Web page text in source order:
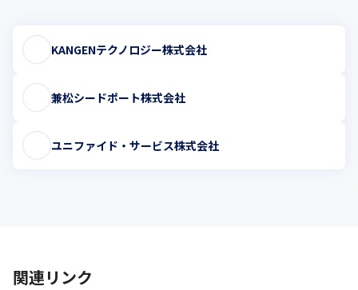
KANGENテクノロジー株式会社
兼松シードポート株式会社
ユニファイド・サービス株式会社
関連リンク